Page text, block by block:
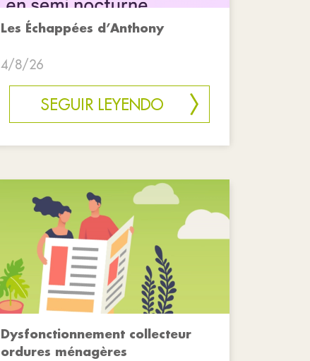
Les Échappées d’Anthony
4/8/26
SEGUIR LEYENDO
Dysfonctionnement collecteur
ordures ménagères